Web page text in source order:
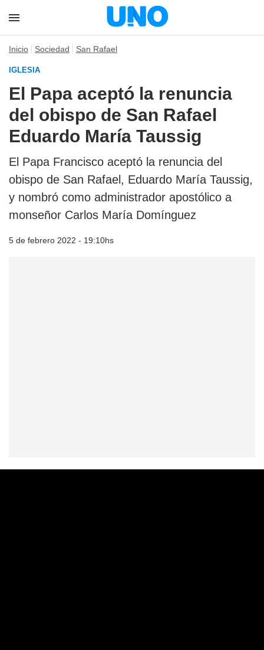
Inicio Sociedad San Rafael
IGLESIA
El Papa aceptó la renuncia
del obispo de San Rafael
Eduardo María Taussig
El Papa Francisco aceptó la renuncia del
obispo de San Rafael, Eduardo María Taussig,
y nombró como administrador apostólico a
monseñor Carlos María Domínguez
5 de febrero 2022 - 19:10hs